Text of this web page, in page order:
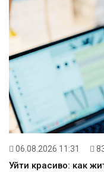
06.08.2026 11:31
Уйти красиво: как